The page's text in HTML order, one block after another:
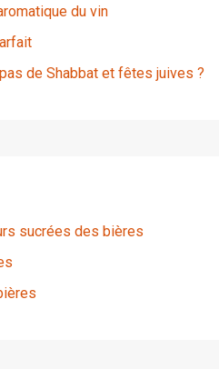
du vin
de Shabbat et fêtes juives ?
sucrées des bières